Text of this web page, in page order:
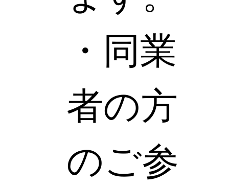
・同業
者の方
のご参